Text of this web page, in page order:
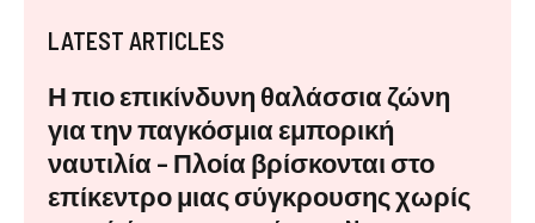
LATEST ARTICLES
Η πιο επικίνδυνη θαλάσσια ζώνη
για την παγκόσμια εμπορική
ναυτιλία – Πλοία βρίσκονται στο
επίκεντρο μιας σύγκρουσης χωρίς